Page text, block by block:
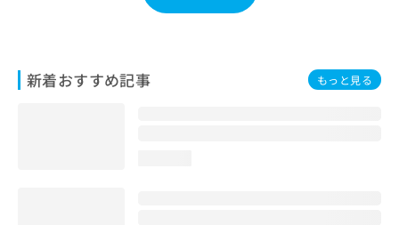
新着おすすめ記事 もっと見る
わ